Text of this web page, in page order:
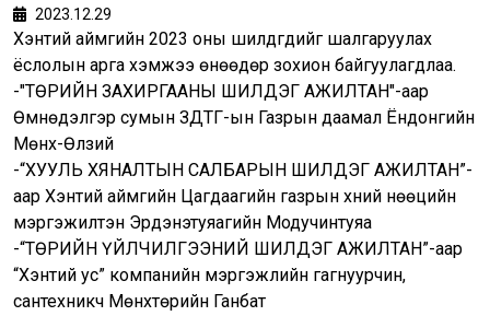
2023.12.29
Хэнтий аймгийн 2023 оны шилдгүүдийг шалгаруулах
ёслолын арга хэмжээ өнөөдөр зохион байгуулагдлаа.
-"ТӨРИЙН ЗАХИРГААНЫ ШИЛДЭГ АЖИЛТАН"-аар
Өмнөдэлгэр сумын ЗДТГ-ын Газрын даамал Ёндонгийн
Мөнх-Өлзий
-“ХУУЛЬ ХЯНАЛТЫН САЛБАРЫН ШИЛДЭГ АЖИЛТАН”-
аар Хэнтий аймгийн Цагдаагийн газрын хүний нөөцийн
мэргэжилтэн Эрдэнэтуяагийн Модучинтуяа
-“ТӨРИЙН ҮЙЛЧИЛГЭЭНИЙ ШИЛДЭГ АЖИЛТАН”-аар
“Хэнтий ус” компанийн мэргэжлийн гагнуурчин,
сантехникч Мөнхтөрийн Ганбат